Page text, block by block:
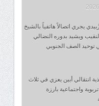
يجري اتصالاً هاتفياً بالشيخ
ويشيد بدوره النضالي
توحيد الصف الجنوبي
انتقالي أبين يعزي في ثلاث
واجتماعية بارزة